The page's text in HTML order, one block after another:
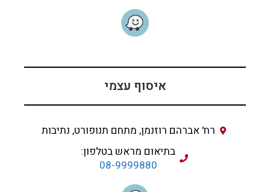
איסוף עצמי
רח' אברהם רוזנמן, מתחם תנופורט, נתיבות
בתיאום מראש בטלפון:
08-9999880